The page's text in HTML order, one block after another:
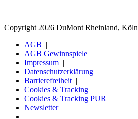
Copyright 2026 DuMont Rheinland, Köln
AGB
AGB Gewinnspiele
Impressum
Datenschutzerklärung
Barrierefreiheit
Cookies & Tracking
Cookies & Tracking PUR
Newsletter